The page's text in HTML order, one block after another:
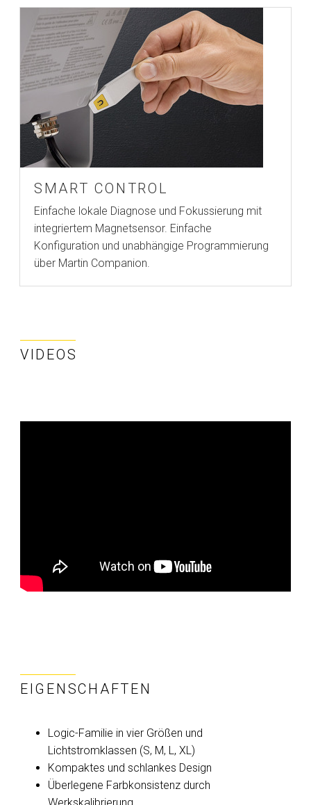
SMART CONTROL
Einfache lokale Diagnose und Fokussierung mit
integriertem Magnetsensor. Einfache
Konfiguration und unabhängige Programmierung
über Martin Companion.
VIDEOS
EIGENSCHAFTEN
Logic-Familie in vier Größen und
Lichtstromklassen (S, M, L, XL)
Kompaktes und schlankes Design
Überlegene Farbkonsistenz durch